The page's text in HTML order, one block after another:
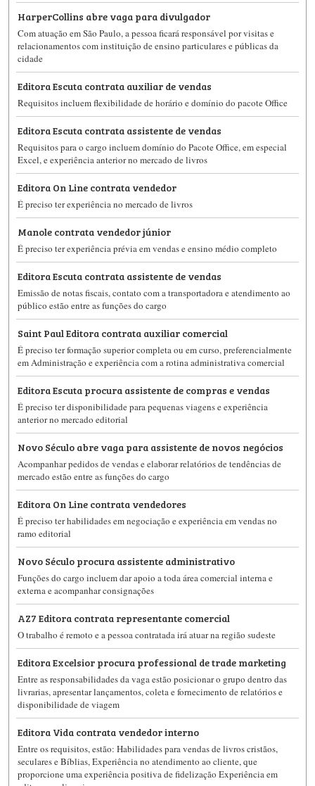
HarperCollins abre vaga para divulgador
Com atuação em São Paulo, a pessoa ficará responsável por visitas e
relacionamentos com instituição de ensino particulares e públicas da
cidade
Editora Escuta contrata auxiliar de vendas
Requisitos incluem flexibilidade de horário e domínio do pacote Office
Editora Escuta contrata assistente de vendas
Requisitos para o cargo incluem domínio do Pacote Office, em especial
Excel, e experiência anterior no mercado de livros
Editora On Line contrata vendedor
É preciso ter experiência no mercado de livros
Manole contrata vendedor júnior
É preciso ter experiência prévia em vendas e ensino médio completo
Editora Escuta contrata assistente de vendas
Emissão de notas fiscais, contato com a transportadora e atendimento ao
público estão entre as funções do cargo
Saint Paul Editora contrata auxiliar comercial
É preciso ter formação superior completa ou em curso, preferencialmente
em Administração e experiência com a rotina administrativa comercial
Editora Escuta procura assistente de compras e vendas
É preciso ter disponibilidade para pequenas viagens e experiência
anterior no mercado editorial
Novo Século abre vaga para assistente de novos negócios
Acompanhar pedidos de vendas e elaborar relatórios de tendências de
mercado estão entre as funções do cargo
Editora On Line contrata vendedores
É preciso ter habilidades em negociação e experiência em vendas no
ramo editorial
Novo Século procura assistente administrativo
Funções do cargo incluem dar apoio a toda área comercial interna e
externa e acompanhar consignações
AZ7 Editora contrata representante comercial
O trabalho é remoto e a pessoa contratada irá atuar na região sudeste
Editora Excelsior procura professional de trade marketing
Entre as responsabilidades da vaga estão posicionar o grupo dentro das
livrarias, apresentar lançamentos, coleta e fornecimento de relatórios e
disponibilidade de viagem
Editora Vida contrata vendedor interno
Entre os requisitos, estão: Habilidades para vendas de livros cristãos,
seculares e Bíblias, Experiência no atendimento ao cliente, que
proporcione uma experiência positiva de fidelização Experiência em